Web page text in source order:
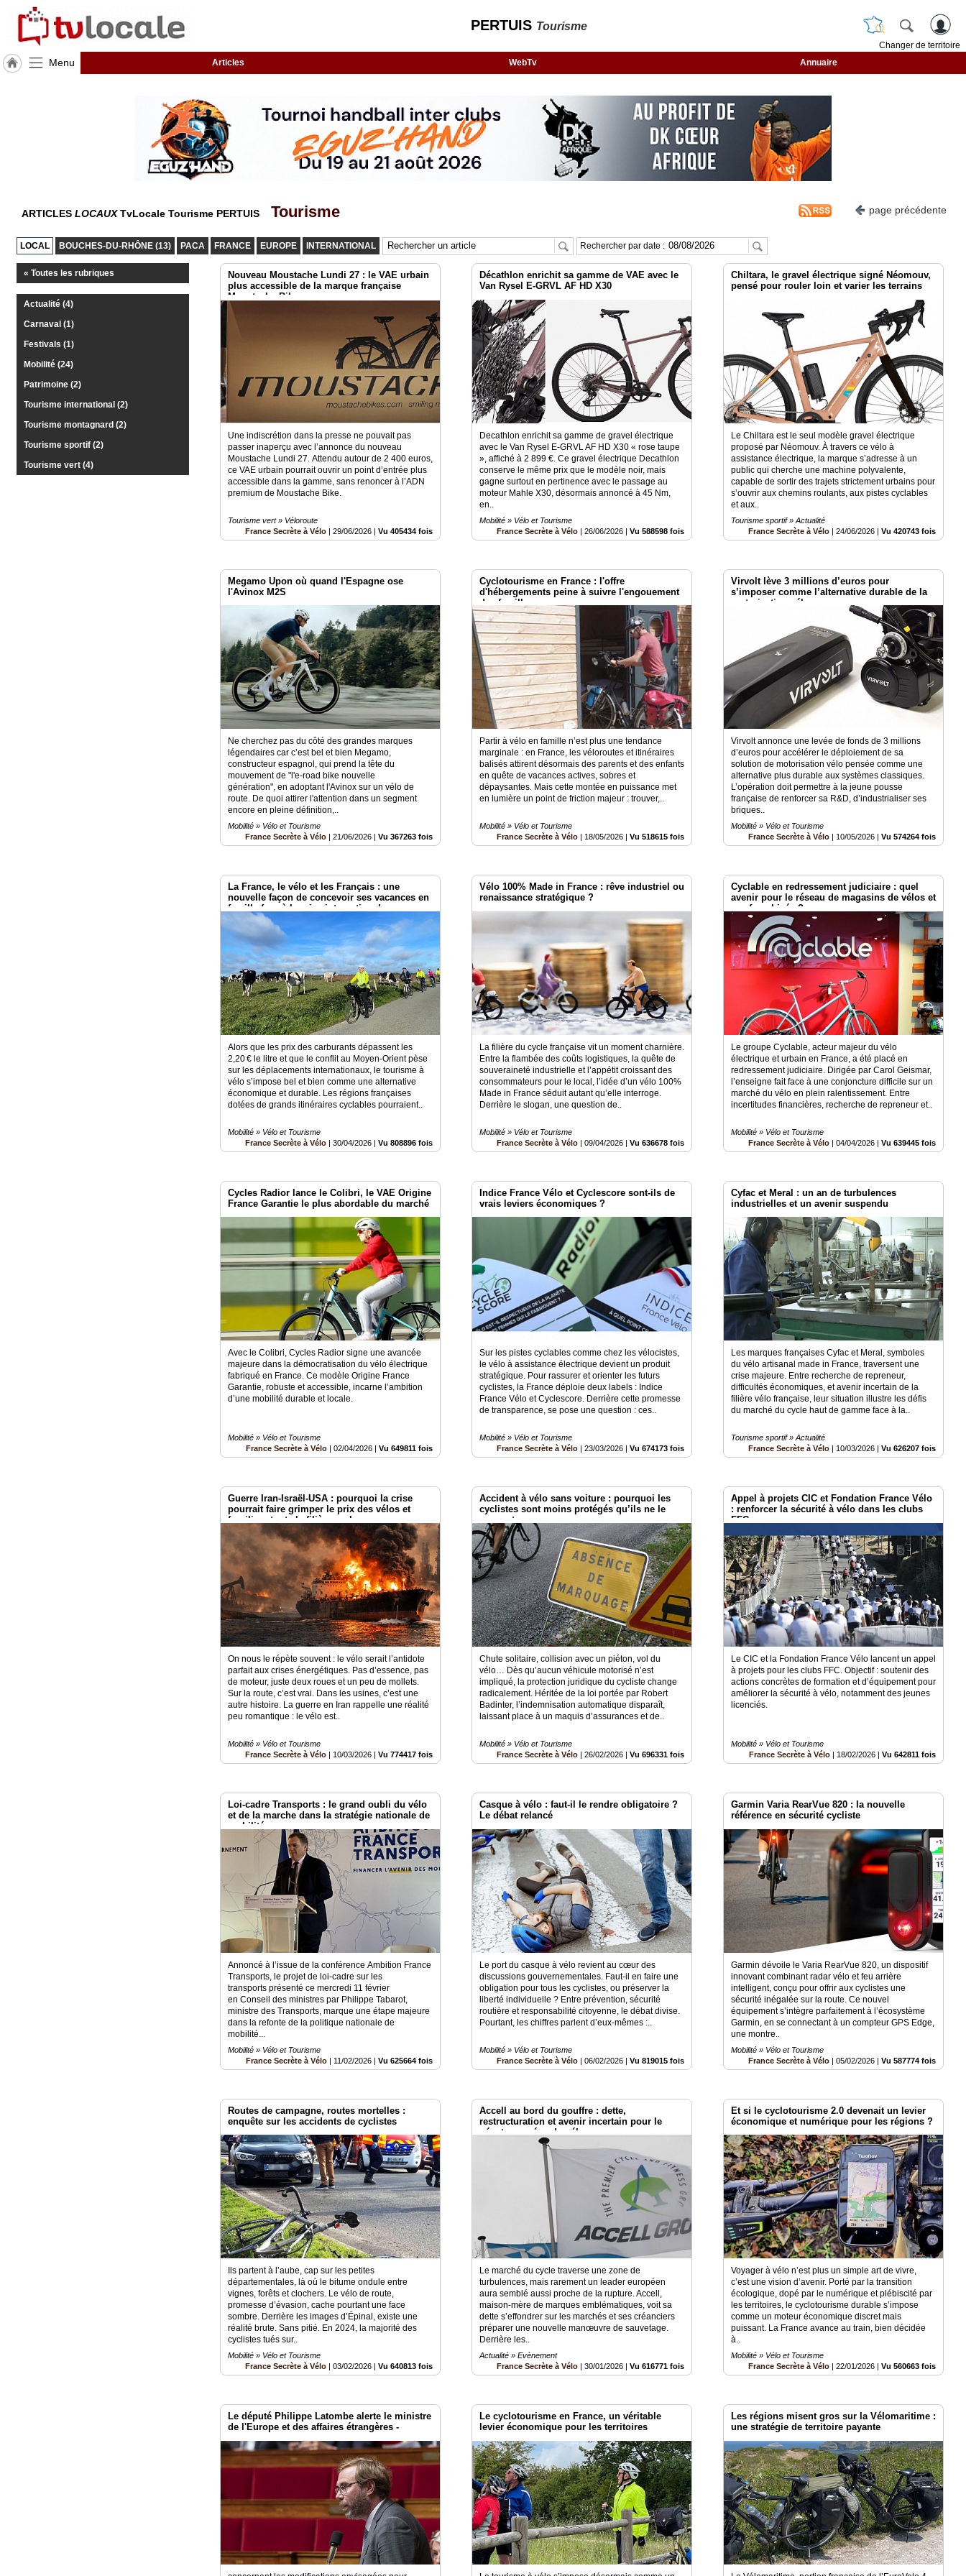
PERTUIS Tourisme
Changer de territoire
Menu Articles WebTv Annuaire
RUBRIQUES
Agenda
Vidéos
Médias
groupe
Prémium
annuaire
pro
ARTICLES LOCAUXTvLocale Tourisme PERTUIS Tourisme page précédente
LOCAL BOUCHES-DU-RHÔNE (13) PACA FRANCE EUROPE INTERNATIONAL Rechercher par date :
« Toutes les rubriques
Actualité (4)
Carnaval (1)
Festivals (1)
Mobilité (24)
Patrimoine (2)
Tourisme international (2)
Tourisme montagnard (2)
Tourisme sportif (2)
Tourisme vert (4)
Nouveau Moustache Lundi 27 : le VAE urbain
plus accessible de la marque française
Moustache Bike
Une indiscrétion dans la presse ne pouvait pas
passer inaperçu avec l’annonce du nouveau
Moustache Lundi 27. Attendu autour de 2 400 euros,
ce VAE urbain pourrait ouvrir un point d’entrée plus
accessible dans la gamme, sans renoncer à l’ADN
premium de Moustache Bike.
Tourisme vert » Véloroute
France Secrète à Vélo |29/06/2026 |Vu 405434 fois
Décathlon enrichit sa gamme de VAE avec le
Van Rysel E-GRVL AF HD X30
Decathlon enrichit sa gamme de gravel électrique
avec le Van Rysel E-GRVL AF HD X30 « rose taupe
», affiché à 2 899 €. Ce gravel électrique Decathlon
conserve le même prix que le modèle noir, mais
gagne surtout en pertinence avec le passage au
moteur Mahle X30, désormais annoncé à 45 Nm,
en..
Mobilité » Vélo et Tourisme
France Secrète à Vélo |26/06/2026 |Vu 588598 fois
Chiltara, le gravel électrique signé Néomouv,
pensé pour rouler loin et varier les terrains
Le Chiltara est le seul modèle gravel électrique
proposé par Néomouv. À travers ce vélo à
assistance électrique, la marque s’adresse à un
public qui cherche une machine polyvalente,
capable de sortir des trajets strictement urbains pour
s’ouvrir aux chemins roulants, aux pistes cyclables
et aux..
Tourisme sportif » Actualité
France Secrète à Vélo |24/06/2026 |Vu 420743 fois
Megamo Upon où quand l'Espagne ose
l'Avinox M2S
Ne cherchez pas du côté des grandes marques
légendaires car c’est bel et bien Megamo,
constructeur espagnol, qui prend la tête du
mouvement de "l'e-road bike nouvelle
génération", en adoptant l'Avinox sur un vélo de
route. De quoi attirer l'attention dans un segment
encore en pleine définition,..
Mobilité » Vélo et Tourisme
France Secrète à Vélo |21/06/2026 |Vu 367263 fois
Cyclotourisme en France : l'offre
d'hébergements peine à suivre l'engouement
des familles
Partir à vélo en famille n’est plus une tendance
marginale : en France, les véloroutes et itinéraires
balisés attirent désormais des parents et des enfants
en quête de vacances actives, sobres et
dépaysantes. Mais cette montée en puissance met
en lumière un point de friction majeur : trouver,..
Mobilité » Vélo et Tourisme
France Secrète à Vélo
18/05/2026 |Vu 518615 fois
Virvolt lève 3 millions d’euros pour
s’imposer comme l’alternative durable de la
motorisation vélo
Virvolt annonce une levée de fonds de 3 millions
d’euros pour accélérer le déploiement de sa
solution de motorisation vélo pensée comme une
alternative plus durable aux systèmes classiques.
L’opération doit permettre à la jeune pousse
française de renforcer sa R&D, d’industrialiser ses
briques..
Mobilité » Vélo et Tourisme
France Secrète à Vélo
10/05/2026 |Vu 574264 fois
La France, le vélo et les Français : une
nouvelle façon de concevoir ses vacances en
famille face à la crise internationale.
Alors que les prix des carburants dépassent les
2,20 € le litre et que le conflit au Moyen-Orient pèse
sur les déplacements internationaux, le tourisme à
vélo s’impose bel et bien comme une alternative
économique et durable. Les régions françaises
dotées de grands itinéraires cyclables pourraient..
Mobilité » Vélo et Tourisme
France Secrète à Vélo |30/04/2026 |Vu 808896 fois
Vélo 100% Made in France : rêve industriel ou
renaissance stratégique ?
La filière du cycle française vit un moment charnière.
Entre la flambée des coûts logistiques, la quête de
souveraineté industrielle et l’appétit croissant des
consommateurs pour le local, l’idée d’un vélo 100%
Made in France séduit autant qu’elle interroge.
Derrière le slogan, une question de..
Mobilité » Vélo et Tourisme
France Secrète à Vélo |09/04/2026 |Vu 636678 fois
Cyclable en redressement judiciaire : quel
avenir pour le réseau de magasins de vélos et
ses franchisés ?
Le groupe Cyclable, acteur majeur du vélo
électrique et urbain en France, a été placé en
redressement judiciaire. Dirigée par Carol Geismar,
l’enseigne fait face à une conjoncture difficile sur un
marché du vélo en plein ralentissement. Entre
incertitudes financières, recherche de repreneur et..
Mobilité » Vélo et Tourisme
France Secrète à Vélo |04/04/2026 |Vu 639445 fois
Cycles Radior lance le Colibri, le VAE Origine
France Garantie le plus abordable du marché
Avec le Colibri, Cycles Radior signe une avancée
majeure dans la démocratisation du vélo électrique
fabriqué en France. Ce modèle Origine France
Garantie, robuste et accessible, incarne l’ambition
d’une mobilité durable et locale.
Mobilité » Vélo et Tourisme
France Secrète à Vélo |02/04/2026 |Vu 649811 fois
Indice France Vélo et Cyclescore sont-ils de
vrais leviers économiques ?
Sur les pistes cyclables comme chez les vélocistes,
le vélo à assistance électrique devient un produit
stratégique. Pour rassurer et orienter les futurs
cyclistes, la France déploie deux labels : Indice
France Vélo et Cyclescore. Derrière cette promesse
de transparence, se pose une question : ces..
Mobilité » Vélo et Tourisme
France Secrète à Vélo |23/03/2026 |Vu 674173 fois
Cyfac et Meral : un an de turbulences
industrielles et un avenir suspendu
Les marques françaises Cyfac et Meral, symboles
du vélo artisanal made in France, traversent une
crise majeure. Entre recherche de repreneur,
difficultés économiques, et avenir incertain de la
filière vélo française, leur situation illustre les défis
du marché du cycle haut de gamme face à la..
Tourisme sportif » Actualité
France Secrète à Vélo |10/03/2026 |Vu 626207 fois
Guerre Iran-Israël-USA : pourquoi la crise
pourrait faire grimper le prix des vélos et
fragiliser toute la filière cycle
On nous le répète souvent : le vélo serait l’antidote
parfait aux crises énergétiques. Pas d’essence, pas
de moteur, juste deux roues et un peu de mollets.
Sur la route, c’est vrai. Dans les usines, c’est une
autre histoire. La guerre en Iran rappelle une réalité
peu romantique : le vélo est..
Mobilité » Vélo et Tourisme
France Secrète à Vélo | 10/03/2026 |Vu 774417 fois
Accident à vélo sans voiture : pourquoi les
cyclistes sont moins protégés qu’ils ne le
pensent
Chute solitaire, collision avec un piéton, vol du
vélo… Dès qu’aucun véhicule motorisé n’est
impliqué, la protection juridique du cycliste change
radicalement. Héritée de la loi portée par Robert
Badinter, l’indemnisation automatique disparaît,
laissant place à un maquis d’assurances et de..
Mobilité » Vélo et Tourisme
France Secrète à Vélo |26/02/2026 |Vu 696331 fois
Appel à projets CIC et Fondation France Vélo
: renforcer la sécurité à vélo dans les clubs
FFC
Le CIC et la Fondation France Vélo lancent un appel
à projets pour les clubs FFC. Objectif : soutenir des
actions concrètes de formation et d’équipement pour
améliorer la sécurité à vélo, notamment des jeunes
licenciés.
Mobilité » Vélo et Tourisme
France Secrète à Vélo | 18/02/2026 |Vu 642811 fois
Loi-cadre Transports : le grand oubli du vélo
et de la marche dans la stratégie nationale de
mobilité
Annoncé à l’issue de la conférence Ambition France
Transports, le projet de loi-cadre sur les
transports présenté ce mercredi 11 février
en Conseil des ministres par Philippe Tabarot,
ministre des Transports, marque une étape majeure
dans la refonte de la politique nationale de
mobilité...
Mobilité » Vélo et Tourisme
France Secrète à Vélo | 11/02/2026 |Vu 625664 fois
Casque à vélo : faut-il le rendre obligatoire ?
Le débat relancé
Le port du casque à vélo revient au cœur des
discussions gouvernementales. Faut-il en faire une
obligation pour tous les cyclistes, ou préserver la
liberté individuelle ? Entre prévention, sécurité
routière et responsabilité citoyenne, le débat divise.
Pourtant, les chiffres parlent d’eux-mêmes :..
Mobilité » Vélo et Tourisme
France Secrète à Vélo |06/02/2026 |Vu 819015 fois
Garmin Varia RearVue 820 : la nouvelle
référence en sécurité cycliste
Garmin dévoile le Varia RearVue 820, un dispositif
innovant combinant radar vélo et feu arrière
intelligent, conçu pour offrir aux cyclistes une
sécurité inégalée sur la route. Ce nouvel
équipement s’intègre parfaitement à l’écosystème
Garmin, en se connectant à un compteur GPS Edge,
une montre..
Mobilité » Vélo et Tourisme
France Secrète à Vélo |05/02/2026 |Vu 587774 fois
Routes de campagne, routes mortelles :
enquête sur les accidents de cyclistes
Ils partent à l’aube, cap sur les petites
départementales, là où le bitume ondule entre
vignes, forêts et clochers. Le vélo de route,
promesse d’évasion, cache pourtant une face
sombre. Derrière les images d’Épinal, existe une
réalité brute. Sans pitié. En 2024, la majorité des
cyclistes tués sur..
Mobilité » Vélo et Tourisme
France Secrète à Vélo |03/02/2026 |Vu 640813 fois
Accell au bord du gouffre : dette,
restructuration et avenir incertain pour le
géant européen du vélo
Le marché du cycle traverse une zone de
turbulences, mais rarement un leader européen
aura semblé aussi proche de la rupture. Accell,
maison-mère de marques emblématiques, voit sa
dette s’effondrer sur les marchés et ses créanciers
préparer une nouvelle manœuvre de sauvetage.
Derrière les..
Actualité » Evènement
France Secrète à Vélo |30/01/2026 |Vu 616771 fois
Et si le cyclotourisme 2.0 devenait un levier
économique et numérique pour les régions ?
Voyager à vélo n’est plus un simple art de vivre,
c’est une vision d’avenir. Porté par la transition
écologique, dopé par le numérique et plébiscité par
les territoires, le cyclotourisme durable s’impose
comme un moteur économique discret mais
puissant. La France avance au train, bien décidée
à..
Mobilité » Vélo et Tourisme
France Secrète à Vélo |22/01/2026 |Vu 560663 fois
Le député Philippe Latombe alerte le ministre
de l'Europe et des affaires étrangères -
Le cyclotourisme en France, un véritable
levier économique pour les territoires
Les régions misent gros sur la Vélomaritime :
une stratégie de territoire payante